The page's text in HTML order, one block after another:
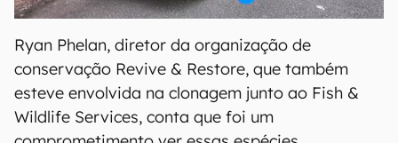
Ryan Phelan, diretor da organização de
conservação Revive & Restore, que também
esteve envolvida na clonagem junto ao Fish &
Wildlife Services, conta que foi um